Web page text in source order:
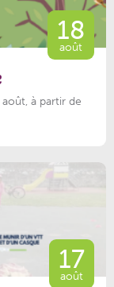
18
août
à partir de
17
août